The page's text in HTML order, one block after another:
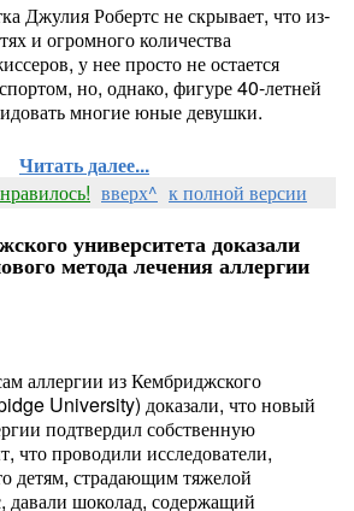
Джулия Робертс не скрывает, что из-
и огромного количества
у нее просто не остается
но, однако, фигуре 40-летней
многие юные девушки.
Читать далее...
вверх^ к полной версии
университета доказали
метода лечения аллергии
аллергии из Кембриджского
University) доказали, что новый
подтвердил собственную
что проводили исследователи,
детям, страдающим тяжелой
давали шоколад, содержащий